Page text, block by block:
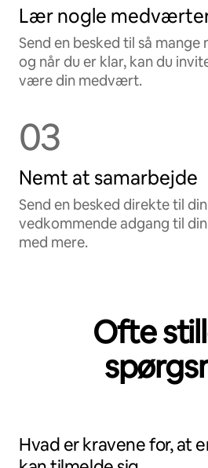
Lær nogle
Send en besked til så
og når du er klar, kan du
være din medvært.
03
Nemt at samarbejde
Send en besked direkte til
vedkommende adgang til
med mere.
Ofte
Hvad er kravene for, at